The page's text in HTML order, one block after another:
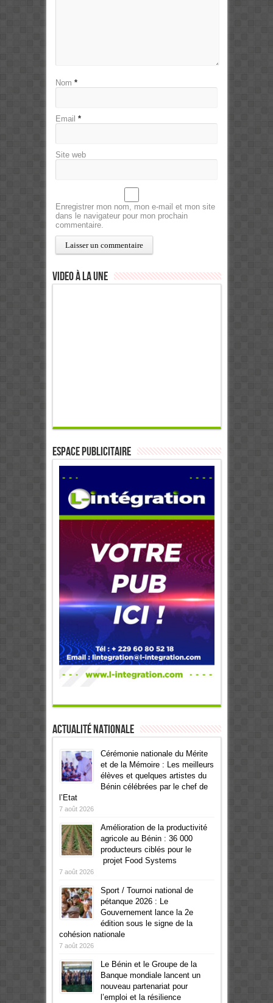
Nom *
Email *
Site web
Enregistrer mon nom, mon e-mail et mon site
dans le navigateur pour mon prochain
commentaire.
Video à la Une
ESPACE PUBLICITAIRE
Actualité Nationale
Cérémonie nationale du Mérite
et de la Mémoire : Les meilleurs
élèves et quelques artistes du
Bénin célébrées par le chef de
l’Etat
7 août 2026
Amélioration de la productivité
agricole au Bénin : 36 000
producteurs ciblés pour le
projet Food Systems
7 août 2026
Sport / Tournoi national de
pétanque 2026 : Le
Gouvernement lance la 2e
édition sous le signe de la
cohésion nationale
7 août 2026
Le Bénin et le Groupe de la
Banque mondiale lancent un
nouveau partenariat pour
l’emploi et la résilience